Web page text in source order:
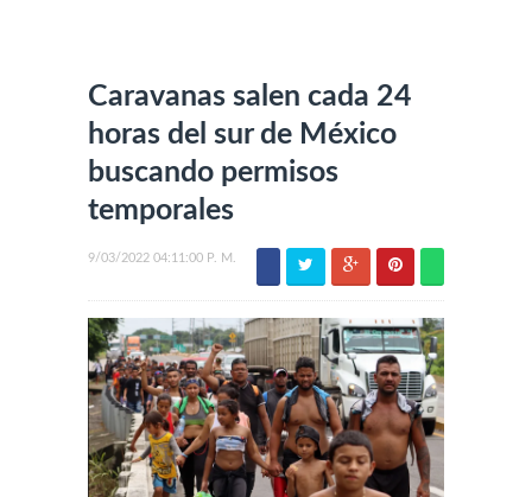
Caravanas salen cada 24
horas del sur de México
buscando permisos
temporales
9/03/2022 04:11:00 P. M.